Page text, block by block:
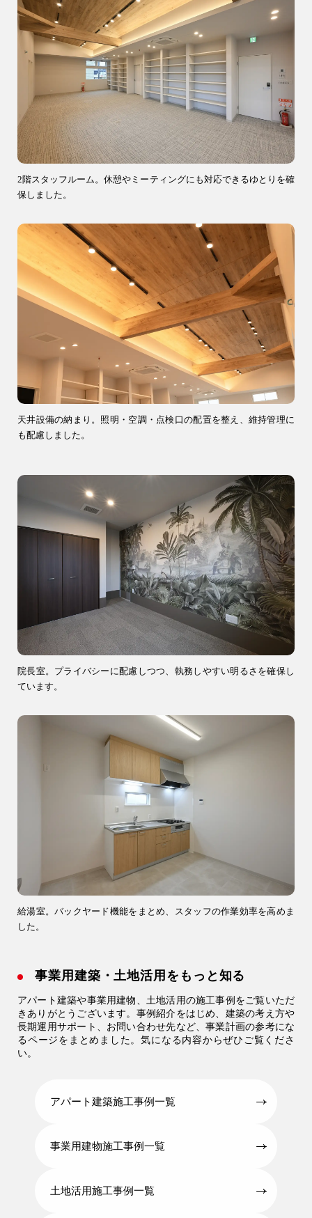
2階スタッフルーム。休憩やミーティングにも対応できるゆとりを確
保しました。
天井設備の納まり。照明・空調・点検口の配置を整え、維持管理に
も配慮しました。
院長室。プライバシーに配慮しつつ、執務しやすい明るさを確保し
ています。
給湯室。バックヤード機能をまとめ、スタッフの作業効率を高めま
した。
事業用建築・土地活用をもっと知る
アパート建築や事業用建物、土地活用の施工事例をご覧いただ
きありがとうございます。事例紹介をはじめ、建築の考え方や
長期運用サポート、お問い合わせ先など、事業計画の参考にな
るページをまとめました。気になる内容からぜひご覧くださ
い。
アパート建築施工事例一覧
事業用建物施工事例一覧
土地活用施工事例一覧
注文住宅
0120-70-1212
リフォーム
0120-37-7611
アフターメンテナンス
04-2950-7171
04-2968-5522